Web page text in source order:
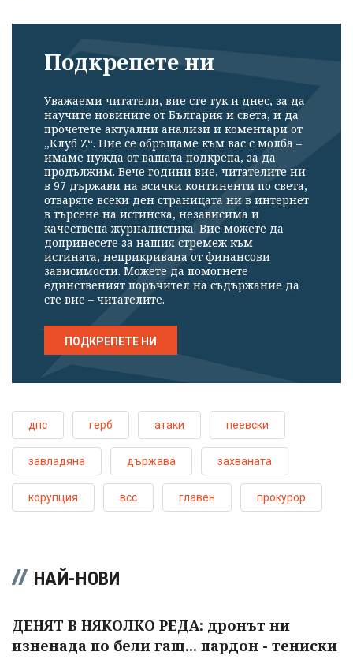
Подкрепете ни
Уважаеми читатели, вие сте тук и днес, за да
научите новините от България и света, и да
прочетете актуални анализи и коментари от
„Клуб Z“. Ние се обръщаме към вас с молба –
имаме нужда от вашата подкрепа, за да
продължим. Вече години вие, читателите ни
в 97 държави на всички континенти по света,
отваряте всеки ден страницата ни в интернет
в търсене на истинска, независима и
качествена журналистика. Вие можете да
допринесете за нашия стремеж към
истината, неприкривана от финансови
зависимости. Можете да помогнете
единственият поръчител на съдържание да
сте вие – читателите.
ПОДКРЕПЕТЕ НИ
дпс герб атаки пеевски
завладяна държава захваната
корупция всс главен прокурор
НАЙ-НОВИ
ДЕНЯТ В НЯКОЛКО РЕДА: дронът ни
изненада по бели гащ... пардон - тениски